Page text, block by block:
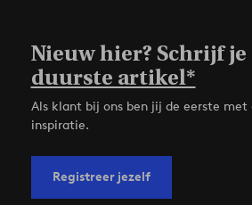
Nieuw hier? Schrijf
duurste artikel*
Als klant bij ons ben jij de eerste met
inspiratie.
Registreer jezelf